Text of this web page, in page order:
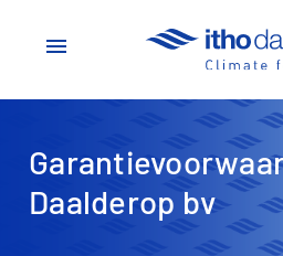
menu
Daalderop bv